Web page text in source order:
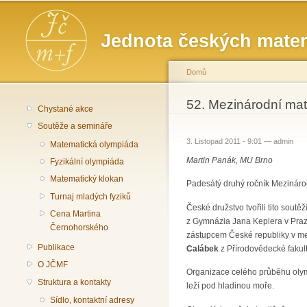
Jednota českých
Hlavní menu
Chystané akce
Soutěže a semináře
Matematická olympiáda
Fyzikální olympiáda
Matematický klokan
Turnaj mladých fyziků
Cena Martina
Černohorského
Publikace
O JČMF
Struktura a kontakty
Sídlo, kontaktní adresy
Jste zde
Domů
52. Mezinárodní
3. Listopad 2011 - 9:01 — admin
Martin Panák, MU Brno
Padesátý druhý ročník
České družstvo tvořili tito
z Gymnázia Jana Keplera v
zástupcem České republiky v
Calábek z Přírodovědecké
Organizace celého průběhu
leží pod hladinou moře.